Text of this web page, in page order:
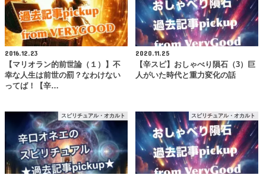
2016.12.23
【マリオラン的前世論（１）】不
幸な人生は前世の罰？なわけない
ってば！【辛…
2020.11.25
【辛スピ】おしゃべり隕石（3）巨
人がいた時代と重力変化の話
スピリチュアル・オカルト スピリチュアル・オカルト